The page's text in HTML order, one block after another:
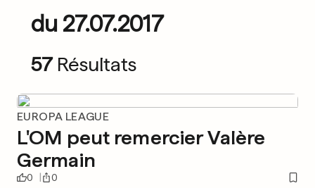
du 27.07.2017
57 Résultats
EUROPA LEAGUE
L'OM peut remercier Valère
Germain
0 0